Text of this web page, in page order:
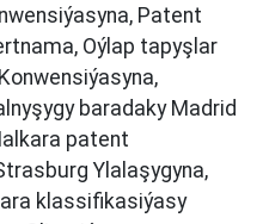
Patent
Oýlap tapyşlar
baradaky Madrid
patent
Ylalaşygyna,
klassifikasiýasy